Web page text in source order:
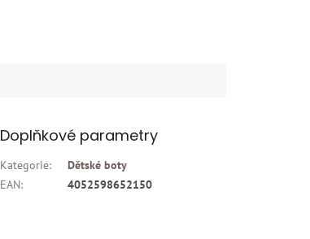
Doplňkové parametry
Kategorie:
Dětské boty
EAN: 4052598652150